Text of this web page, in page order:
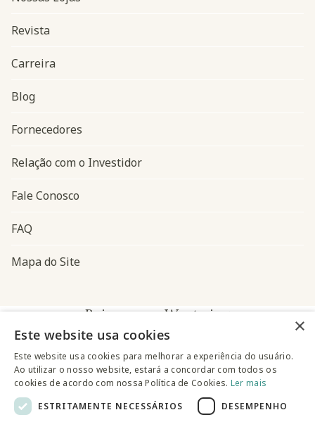
Navegação do rodapé
Revista
Carreira
Blog
Fornecedores
Relação com o Investidor
Fale Conosco
FAQ
Mapa do Site
Baixe o app Westwing
×
Este website usa cookies
Este website usa cookies para melhorar a experiência do usuário.
Ao utilizar o nosso website, estará a concordar com todos os
cookies de acordo com nossa Política de Cookies. Ler mais
ESTRITAMENTE NECESSÁRIOS
DESEMPENHO